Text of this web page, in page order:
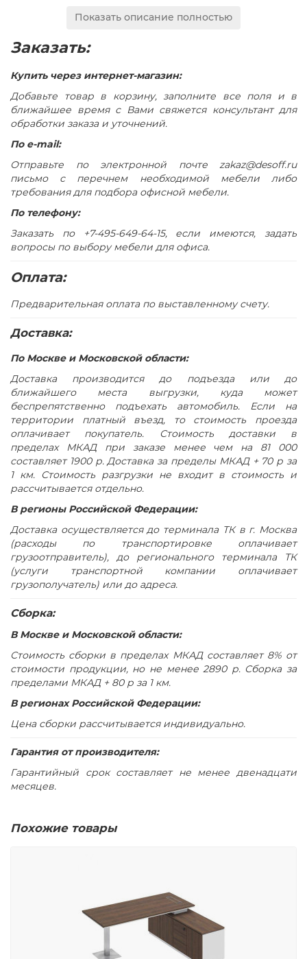
контрастных декоров
Конструкция стола предусматривает правое/левое
расположение опорной тумбы
В столешнице и опорной тумбе имеются отверстия для
Отверстие прямоугольной формы в столешнице
закрыто заглушкой серого цвета с декоративной
Опорная тумба состоит из трех отделений, два из
которых укомплектованы регулируемой по высоте
полкой
Опорная тумба имеет 3 выдвижных ящика,
установленных на скрытые шариковые направляющие
с системой встроенного демпфирования и системой
открывания Push To Open (без ручек)
Опорная тумба укомплектована двумя дверями без
ручек)
многократной сборки
Имеет регулировочные опоры
цвет дуб гладстоун светлый / белый премиум / белый
премиум
Показать описание полностью
Заказать:
Купить через интернет-магазин:
Добавьте товар в корзину, заполните все поля и в
ближайшее время с Вами свяжется консультант для
обработки заказа и уточнений.
По e-mail:
Отправьте по электронной почте zakaz@desoff.ru
письмо с перечнем необходимой мебели либо
требования для подбора офисной мебели.
По телефону:
Заказать по +7-495-649-64-15, если имеются, задать
вопросы по выбору мебели для офиса.
Оплата:
Предварительная оплата по выставленному счету.
Доставка:
По Москве и Московской области:
Доставка производится до подъезда или до
ближайшего места выгрузки, куда может
беспрепятственно подъехать автомобиль. Если на
территории платный въезд, то стоимость проезда
оплачивает покупатель. Стоимость доставки в
пределах МКАД при заказе менее чем на 81 000
составляет 1900 р. Доставка за пределы МКАД + 70 р за
1 км. Стоимость разгрузки не входит в стоимость и
рассчитывается отдельно.
В регионы Российской Федерации:
Доставка осуществляется до терминала ТК в г. Москва
(расходы по транспортировке оплачивает
грузоотправитель), до регионального терминала ТК
(услуги транспортной компании оплачивает
грузополучатель) или до адреса.
Сборка:
В Москве и Московской области:
Стоимость сборки в пределах МКАД составляет 8% от
стоимости продукции, но не менее 2890 р. Сборка за
пределами МКАД + 80 р за 1 км.
В регионах Российской Федерации:
Цена сборки рассчитывается индивидуально.
Гарантия от производителя:
Гарантийный срок составляет не менее двенадцати
месяцев.
Похожие товары